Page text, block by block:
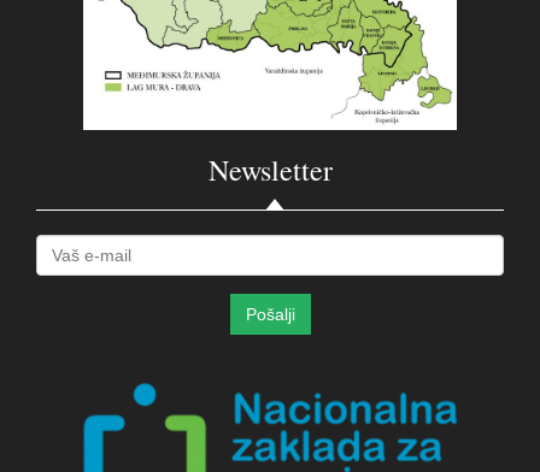
Newsletter